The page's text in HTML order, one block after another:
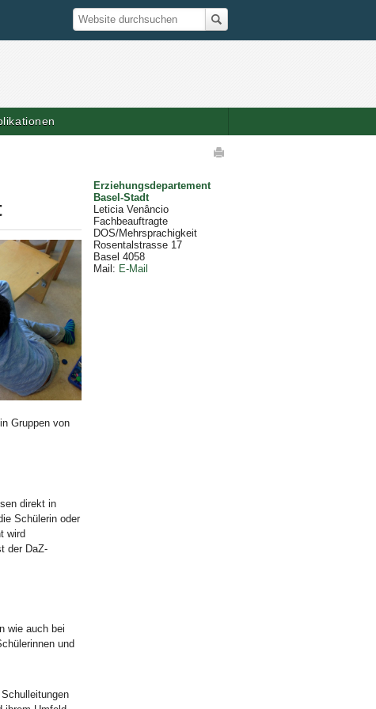
Suche
Website durchsuchen
Gruppen von
direkt in
Schülerin oder
wird
der DaZ-
wie auch bei
und
Erziehungsdepartement
Basel-Stadt
Leticia Venâncio
Fachbeauftragte
DOS/Mehrsprachigkeit
Rosentalstrasse 17
Basel 4058
Mail : E-Mail